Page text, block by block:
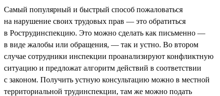
Cамый популярный и быстрый способ пожаловаться
на нарушение своих трудовых прав — это обратиться
в Рострудинспекцию. Это можно сделать как письменно —
в виде жалобы или обращения, — так и устно. Во втором
случае сотрудники инспекции проанализируют конфликтную
ситуацию и предложат алгоритм действий в соответствии
с законом. Получить устную консультацию можно в местной
территориальной трудинспекции, там же можно подать